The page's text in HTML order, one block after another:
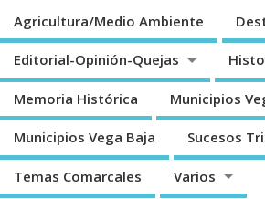
Agricultura/Medio Ambiente
Editorial-Opinión-Quejas
Memoria Histórica Municipios
Municipios Vega Baja Sucesos
Temas Comarcales Varios